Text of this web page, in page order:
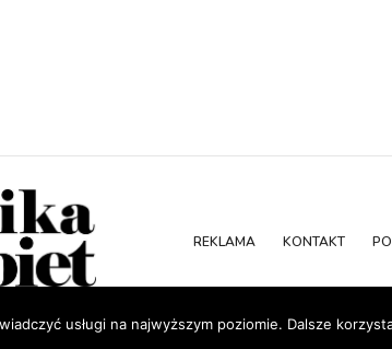
REKLAMA KONTAKT
usługi na najwyższym poziomie. Dalsze